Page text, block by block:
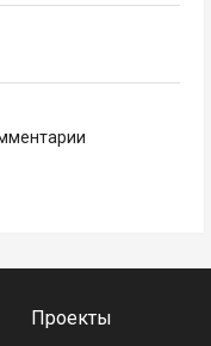
Проекты